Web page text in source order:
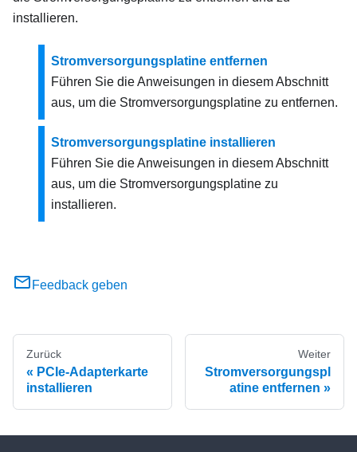
installieren.
Stromversorgungsplatine entfernen
Führen Sie die Anweisungen in diesem Abschnitt
aus, um die Stromversorgungsplatine zu entfernen.
Stromversorgungsplatine installieren
Führen Sie die Anweisungen in diesem Abschnitt
aus, um die Stromversorgungsplatine zu
installieren.
Feedback geben
Zurück
PCIe-Adapterkarte
installieren
Weiter
Stromversorgungspl
atine entfernen